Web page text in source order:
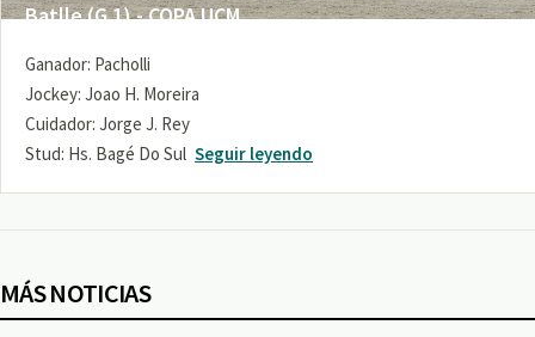
Batlle (G 1) - COPA UCM
Ganador: Pacholli
Jockey: Joao H. Moreira
Cuidador: Jorge J. Rey
Stud: Hs. Bagé Do Sul Seguir leyendo
MÁS NOTICIAS